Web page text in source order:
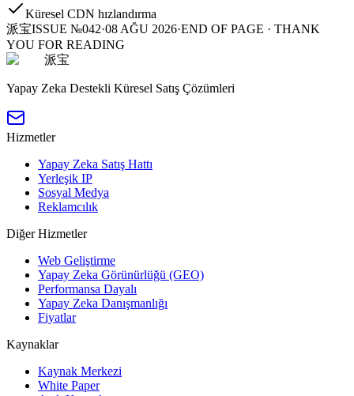
Küresel CDN hızlandırma
派宝ISSUE №042·08 AĞU 2026·END OF PAGE · THANK
YOU FOR READING
派宝
Yapay Zeka Destekli Küresel Satış Çözümleri
Hizmetler
Yapay Zeka Satış Hattı
Yerleşik IP
Sosyal Medya
Reklamcılık
Diğer Hizmetler
Web Geliştirme
Yapay Zeka Görünürlüğü (GEO)
Performansa Dayalı
Yapay Zeka Danışmanlığı
Fiyatlar
Kaynaklar
Kaynak Merkezi
White Paper